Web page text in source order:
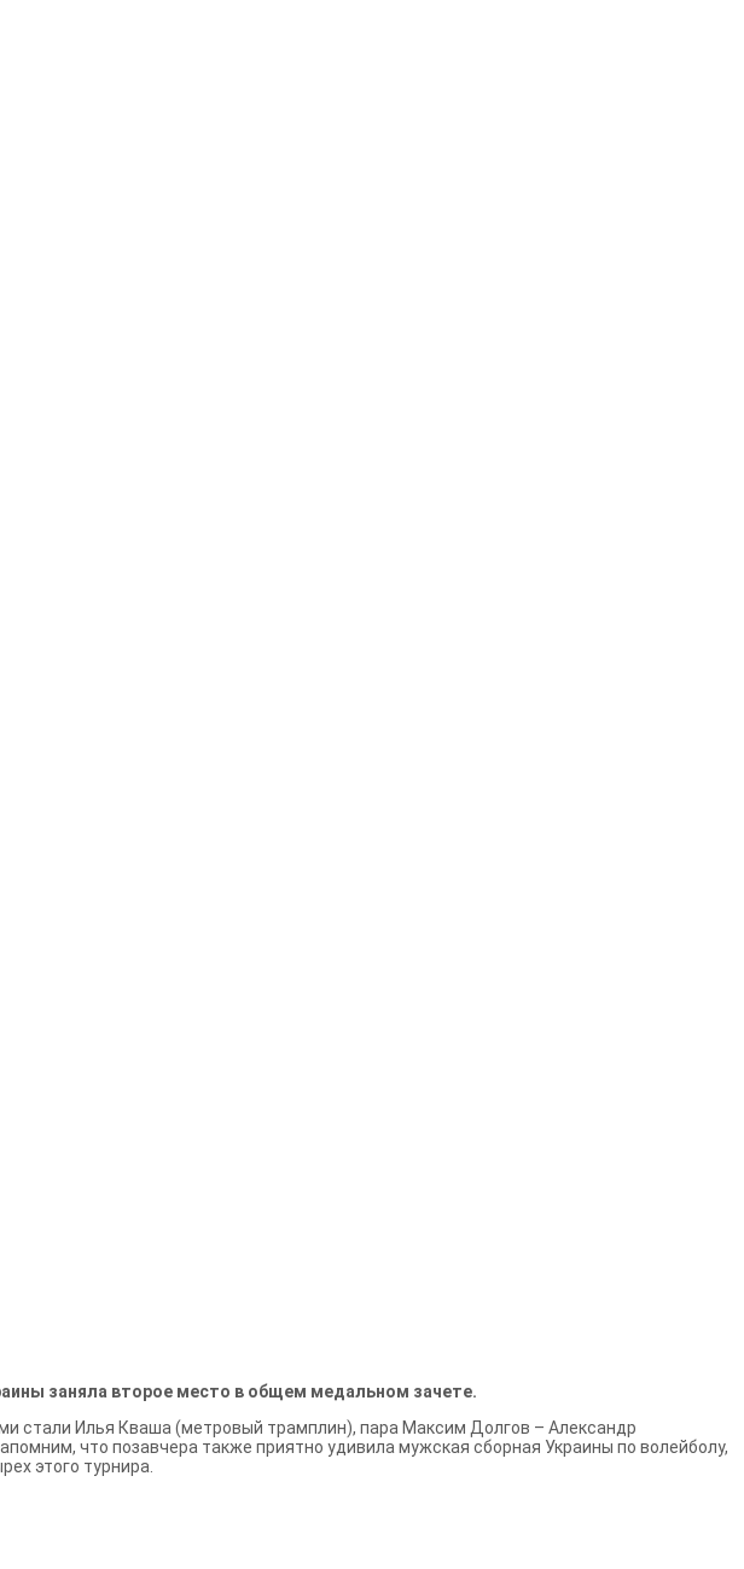
заняла второе место в общем медальном зачете.
стали Илья Кваша (метровый трамплин), пара Максим Долгов – Александр
что позавчера также приятно удивила мужская сборная Украины по волейболу,
этого турнира.